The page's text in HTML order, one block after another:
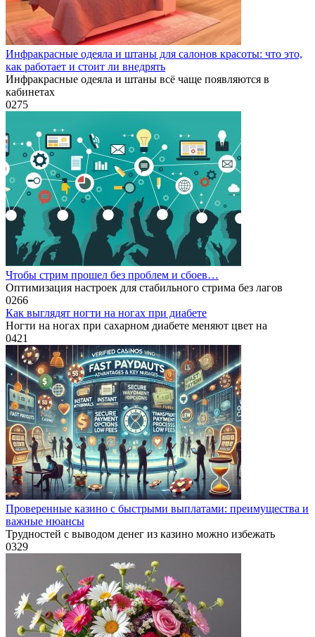
Инфракрасные одеяла и штаны для салонов красоты: что это,
как работает и стоит ли внедрять
Инфракрасные одеяла и штаны всё чаще появляются в
кабинетах
0275
Чтобы стрим прошел без проблем и сбоев…
Оптимизация настроек для стабильного стрима без лагов
0266
Как выглядят ногти на ногах при диабете
Ногти на ногах при сахарном диабете меняют цвет на
0421
Проверенные казино с быстрыми выплатами: преимущества и
важные нюансы
Трудностей с выводом денег из казино можно избежать
0329